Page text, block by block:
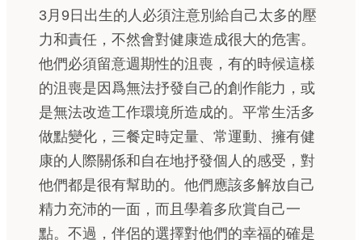
3月9日出生的人必須注意別給自己太多的壓
力和責任，不然會對健康造成很大的危害。
他們必須留意週期性的沮喪，有的時候這樣
的沮喪是因爲無法抒發自己的創作能力，或
是無法改造工作環境所造成的。平常生活多
做點變化，三餐定時定量、常運動、擁有健
康的人際關係和自在地抒發個人的感受，對
他們都是很有幫助的。他們應該多解放自己
精力充沛的一面，而且學着多欣賞自己一
點。不過，伴侶的選擇對他們的幸福的確是